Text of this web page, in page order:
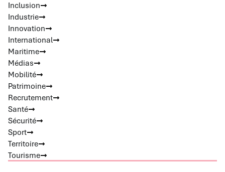
Inclusion
Industrie
Innovation
International
Maritime
Médias
Mobilité
Patrimoine
Recrutement
Santé
Sécurité
Sport
Territoire
Tourisme